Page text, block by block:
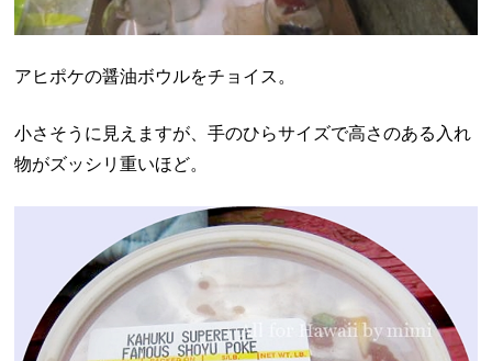
アヒポケの醤油ボウルをチョイス。
小さそうに見えますが、手のひらサイズで高さのある入れ
物がズッシリ重いほど。